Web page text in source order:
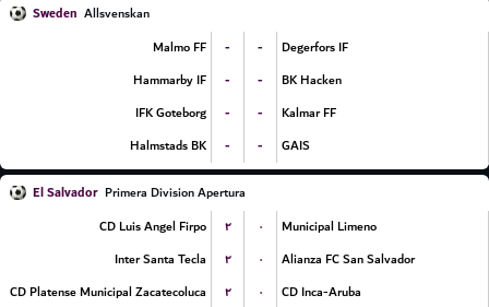
Sweden Allsvenskan
Malmo FF
- -
Degerfors IF
Hammarby IF
- -
BK Hacken
IFK Goteborg
- -
Kalmar FF
Halmstads BK
- - GAIS
El Salvador Primera Division Apertura
CD Luis Angel Firpo
۲ ۰
Municipal Limeno
Inter Santa Tecla
۲ ۰
Alianza FC San Salvador
CD Platense Municipal Zacatecoluca
۲ ۰ CD Inca-Aruba